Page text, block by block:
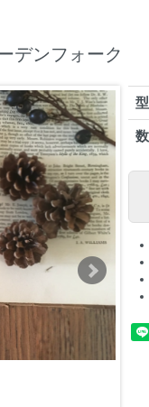
デンフォーク